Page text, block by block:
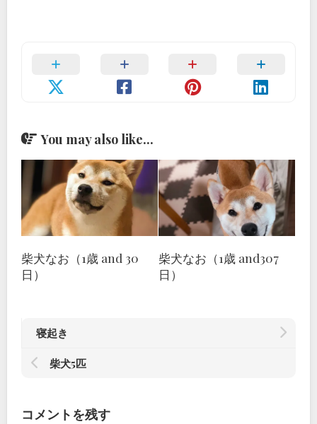
You may also like...
柴犬なお（1歳 and 30
日）
柴犬なお（1歳 and307
日）
寝起き
柴犬5匹
コメントを残す